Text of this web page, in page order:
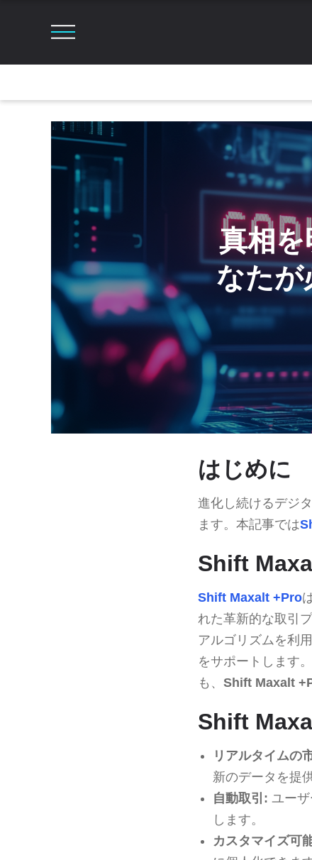
真相
なた
はじめに
進化し続けるデジ
ます。本記事では
Shift
Shift Maxalt +Pro
れた革新的な取引
アルゴリズムを利
をサポートします
も、 Shift Maxalt
Shift
リアルタイムの
新のデータを提
自動取引: ユー
します。
カスタマイズ可